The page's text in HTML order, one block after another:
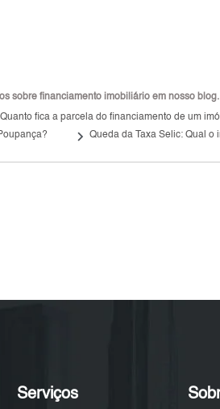
sobre financiamento imobiliário em nosso
Quanto fica a parcela do financiamento de um
keyboard_arrow_right Queda da Taxa Selic: Qual o
Serviços